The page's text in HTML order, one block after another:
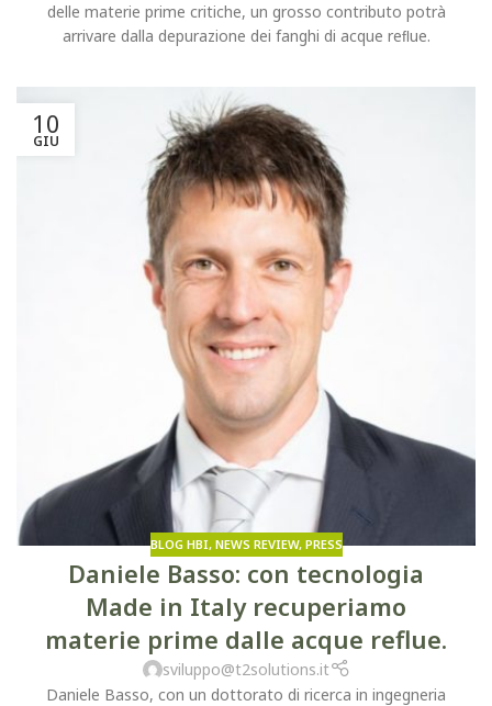
delle materie prime critiche, un grosso contributo potrà
arrivare dalla depurazione dei fanghi di acque reﬂue.
10
GIU
BLOG HBI, NEWS REVIEW, PRESS
Daniele Basso: con tecnologia
Made in Italy recuperiamo
materie prime dalle acque reflue.
sviluppo@t2solutions.it
Daniele Basso, con un dottorato di ricerca in ingegneria